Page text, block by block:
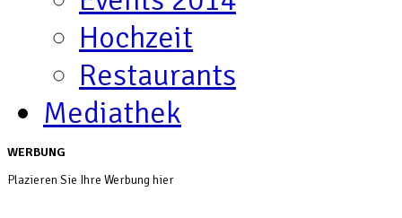
Hochzeit
Restaurants
Mediathek
WERBUNG
Plazieren Sie Ihre Werbung hier